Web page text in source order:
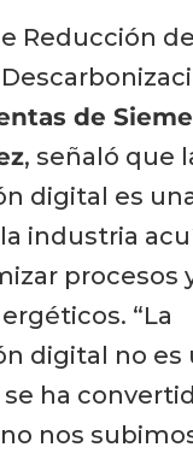
Reducción
de
, señaló que
digital es
industria
procesos
“La
digital no es
ha
nos